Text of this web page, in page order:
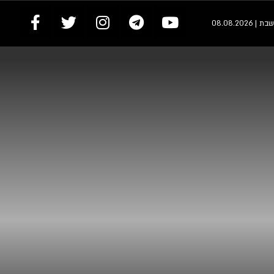
שבת | 08.08.2026